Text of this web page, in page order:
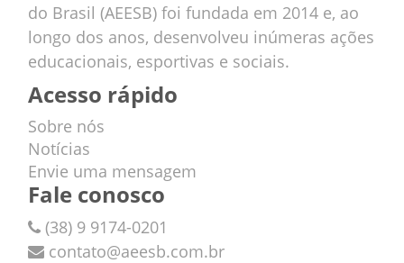
do Brasil (AEESB) foi fundada em 2014 e, ao
longo dos anos, desenvolveu inúmeras ações
educacionais, esportivas e sociais.
Acesso rápido
Sobre nós
Notícias
Envie uma mensagem
Fale conosco
(38) 9 9174-0201
contato@aeesb.com.br